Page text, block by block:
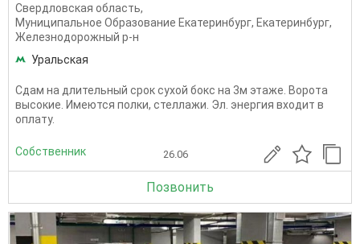
Свердловская область,
Муниципальное Образование Екатеринбург, Екатеринбург,
Железнодорожный р-н
Уральская
Сдам на длительный срок сухой бокс на 3м этаже. Ворота
высокие. Имеются полки, стеллажи. Эл. энергия входит в
оплату.
Собственник 26.06
Позвонить